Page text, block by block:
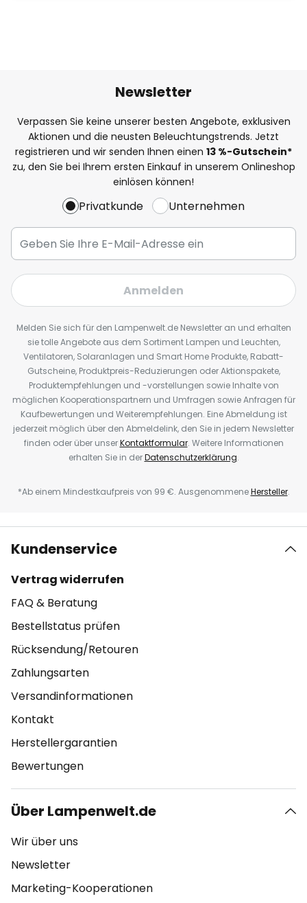
Newsletter
Verpassen Sie keine unserer besten Angebote, exklusiven
Aktionen und die neusten Beleuchtungstrends. Jetzt
registrieren und wir senden Ihnen einen 13 %-Gutschein*
zu, den Sie bei Ihrem ersten Einkauf in unserem Onlineshop
einlösen können!
Privatkunde Unternehmen
Anmelden
Melden Sie sich für den Lampenwelt.de Newsletter an und erhalten
sie tolle Angebote aus dem Sortiment Lampen und Leuchten,
Ventilatoren, Solaranlagen und Smart Home Produkte, Rabatt-
Gutscheine, Produktpreis-Reduzierungen oder Aktionspakete,
Produktempfehlungen und -vorstellungen sowie Inhalte von
möglichen Kooperationspartnern und Umfragen sowie Anfragen für
Kaufbewertungen und Weiterempfehlungen. Eine Abmeldung ist
jederzeit möglich über den Abmeldelink, den Sie in jedem Newsletter
finden oder über unserKontaktformular. Weitere Informationen
erhalten Sie in derDatenschutzerklärung.
*Ab einem Mindestkaufpreis von 99 €. AusgenommeneHersteller.
Kundenservice
Vertrag widerrufen
FAQ & Beratung
Bestellstatus prüfen
Rücksendung/Retouren
Zahlungsarten
Versandinformationen
Kontakt
Herstellergarantien
Bewertungen
Über Lampenwelt.de
Wir über uns
Newsletter
Marketing-Kooperationen